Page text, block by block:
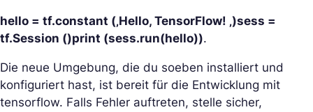
hello = tf.constant (‚Hello, TensorFlow! ‚)sess =
tf.Session ()print (sess.run(hello)).
Die neue Umgebung, die du soeben installiert und
konfiguriert hast, ist bereit für die Entwicklung mit
tensorflow. Falls Fehler auftreten, stelle sicher,